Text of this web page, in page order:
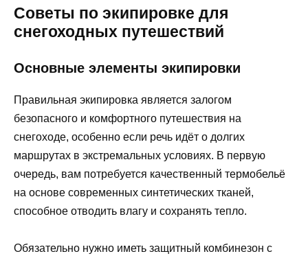
Советы по экипировке для
снегоходных путешествий
Основные элементы экипировки
Правильная экипировка является залогом
безопасного и комфортного путешествия на
снегоходе, особенно если речь идёт о долгих
маршрутах в экстремальных условиях. В первую
очередь, вам потребуется качественный термобельё
на основе современных синтетических тканей,
способное отводить влагу и сохранять тепло.
Обязательно нужно иметь защитный комбинезон с